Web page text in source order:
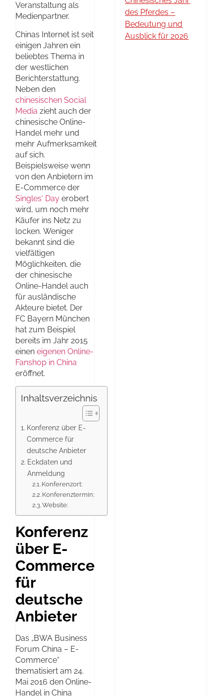
Veranstaltung als
Medienpartner.
Chinas Internet ist seit
einigen Jahren ein
beliebtes Thema in
der westlichen
Berichterstattung.
Neben den
chinesischen Social
Media zieht auch der
chinesische Online-
Handel mehr und
mehr Aufmerksamkeit
auf sich.
Beispielsweise wenn
von den Anbietern im
E-Commerce der
Singles‘ Day erobert
wird, um noch mehr
Käufer ins Netz zu
locken. Weniger
bekannt sind die
vielfältigen
Möglichkeiten, die
der chinesische
Online-Handel auch
für ausländische
Akteure bietet. Der
FC Bayern München
hat zum Beispiel
bereits im Jahr 2015
einen eigenen Online-
Fanshop in China
eröffnet.
Inhaltsverzeichnis
Konferenz über E-
Commerce für
deutsche Anbieter
Eckdaten und
Anmeldung
Konferenzort:
Konferenztermin:
Website:
Konferenz
über E-
Commerce
für
deutsche
Anbieter
Das „BWA Business
Forum China – E-
Commerce“
thematisiert am 24.
Mai 2016 den Online-
Handel in China
des Pferdes –
Bedeutung und
Ausblick für 2026